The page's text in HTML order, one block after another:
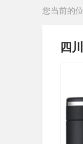
您当前的
四